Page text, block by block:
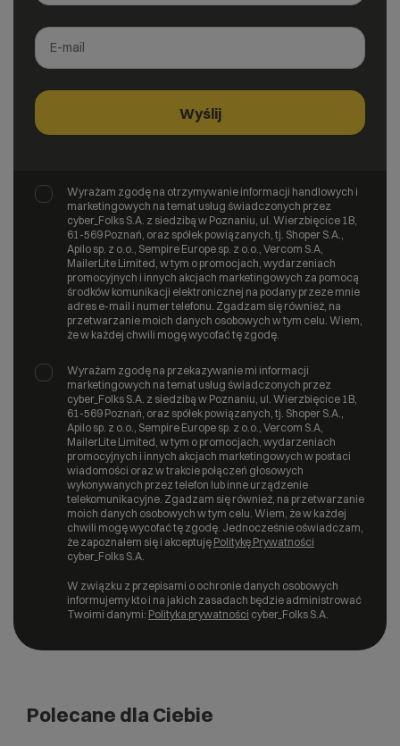
Wyrażam zgodę na otrzymywanie informacji handlowych i
marketingowych na temat usług świadczonych przez
cyber_Folks S.A. z siedzibą w Poznaniu, ul. Wierzbięcice 1B,
61-569 Poznań, oraz spółek powiązanych, tj. Shoper S.A.,
Apilo sp. z o.o., Sempire Europe sp. z o.o., Vercom S.A,
MailerLite Limited, w tym o promocjach, wydarzeniach
promocyjnych i innych akcjach marketingowych za pomocą
środków komunikacji elektronicznej na podany przeze mnie
adres e-mail i numer telefonu. Zgadzam się również, na
przetwarzanie moich danych osobowych w tym celu. Wiem,
że w każdej chwili mogę wycofać tę zgodę.
Wyrażam zgodę na przekazywanie mi informacji
marketingowych na temat usług świadczonych przez
cyber_Folks S.A. z siedzibą w Poznaniu, ul. Wierzbięcice 1B,
61-569 Poznań, oraz spółek powiązanych, tj. Shoper S.A.,
Apilo sp. z o.o., Sempire Europe sp. z o.o., Vercom S.A,
MailerLite Limited, w tym o promocjach, wydarzeniach
promocyjnych i innych akcjach marketingowych w postaci
wiadomości oraz w trakcie połączeń głosowych
wykonywanych przez telefon lub inne urządzenie
telekomunikacyjne. Zgadzam się również, na przetwarzanie
moich danych osobowych w tym celu. Wiem, że w każdej
chwili mogę wycofać tę zgodę. Jednocześnie oświadczam,
że zapoznałem się i akceptuję Politykę Prywatności
cyber_Folks S.A.
W związku z przepisami o ochronie danych osobowych
informujemy kto i na jakich zasadach będzie administrować
Twoimi danymi: Polityka prywatności cyber_Folks S.A.
Polecane dla Ciebie